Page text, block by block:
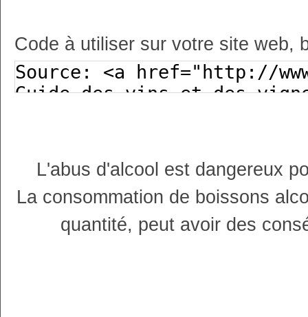
Code à utiliser sur votre site web,
L'abus d'alcool est dangereux
La consommation de boissons
quantité, peut avoir des